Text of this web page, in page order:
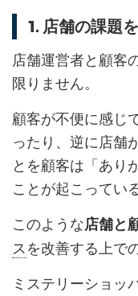
1. 店舗の課題
店舗運営者と顧客
限りません。
顧客が不便に感じ
ったり、逆に店舗
とを顧客は「あり
ことが起こってい
このような店舗と
スを改善する上で
ミステリーショッ